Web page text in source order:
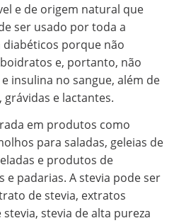
e de origem natural que
ser usado por toda a
diabéticos porque não
e, portanto, não
insulina no sangue, além de
e lactantes.
em produtos como
para saladas, geleias de
e produtos de
e padarias. A stevia pode ser
de stevia, extratos
stevia de alta pureza